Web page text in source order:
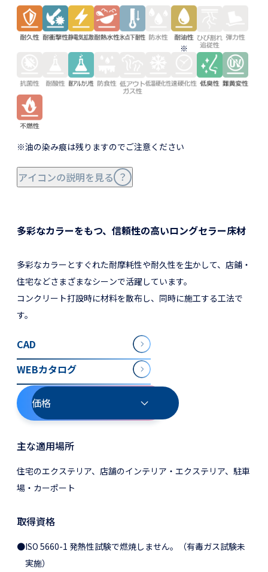
※
※油の染み痕は残りますのでご注意ください
アイコンの説明を見る
多彩なカラーをもつ、信頼性の高いロングセラー床材
多彩なカラーとすぐれた耐摩耗性や耐久性を生かして、店鋪・
住宅などさまざまなシーンで活躍しています。
コンクリート打設時に材料を散布し、同時に施工する工法で
す。
CAD
WEBカタログ
価格
主な適用場所
住宅のエクステリア、店舗のインテリア・エクステリア、駐車
場・カーポート
取得資格
●ISO 5660-1 発熱性試験で燃焼しません。（有毒ガス試験未
実施）